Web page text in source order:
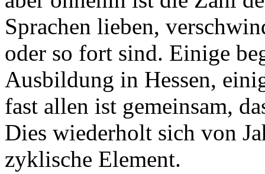
Sprachen lieben,
oder so fort sind. Einige
Ausbildung in Hessen,
fast allen ist gemeinsam,
Dies wiederholt sich von
zyklische Element.